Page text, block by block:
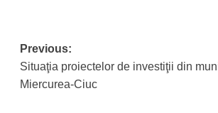
Post
navigation
Previous:
Situaţia proiectelor de investiţii din
Miercurea-Ciuc